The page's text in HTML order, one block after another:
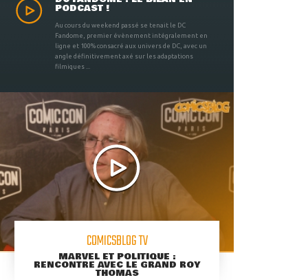
PODCAST !
Au cours du weekend passé se tenait le DC
Fandome, premier évènement intégralement en
ligne et 100% consacré aux univers de DC, avec un
angle définitivement axé sur les adaptations
filmiques ...
COMICSBLOG TV
MARVEL ET POLITIQUE :
RENCONTRE AVEC LE GRAND ROY
THOMAS